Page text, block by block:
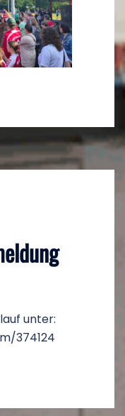
unter:
374124